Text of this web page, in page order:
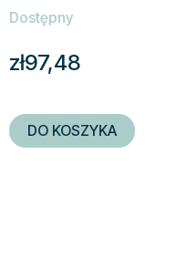
Dostępny
zł97,48
DO KOSZYKA